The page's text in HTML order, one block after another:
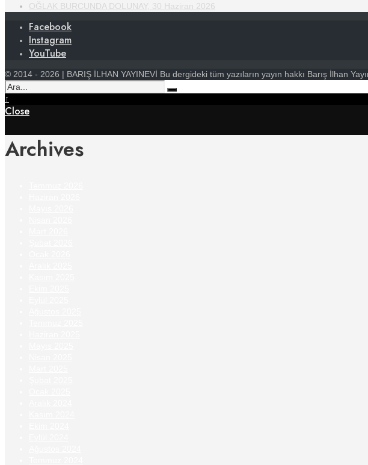
OĞLAK BURCUNDA DOLUNAY, 30 Haziran 2026
Facebook
Instagram
YouTube
© 2014 - 2026 | BARIŞ İLHAN YAYINEVİ Bu dergideki tüm yazıların yayın hakkı Barış İlhan
↑
Close
Archives